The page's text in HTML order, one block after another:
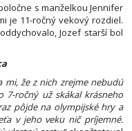
s manželkou Jennifer
je 11-ročný vekový rozdiel.
Jozef starší bol
mi, že z nich zrejme nebudú
7-ročný už skákal krásneho
pôjde na olympijské hry a
v jeho veku nič príjemné.